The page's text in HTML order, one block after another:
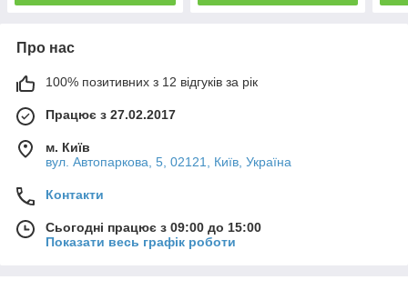
Про нас
100% позитивних з 12 відгуків за рік
Працює з 27.02.2017
м. Київ
вул. Автопаркова, 5, 02121, Київ, Україна
Контакти
Сьогодні працює з 09:00 до 15:00
Показати весь графік роботи